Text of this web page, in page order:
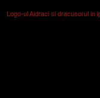
Logo-ul Aidraci si dracusorul in